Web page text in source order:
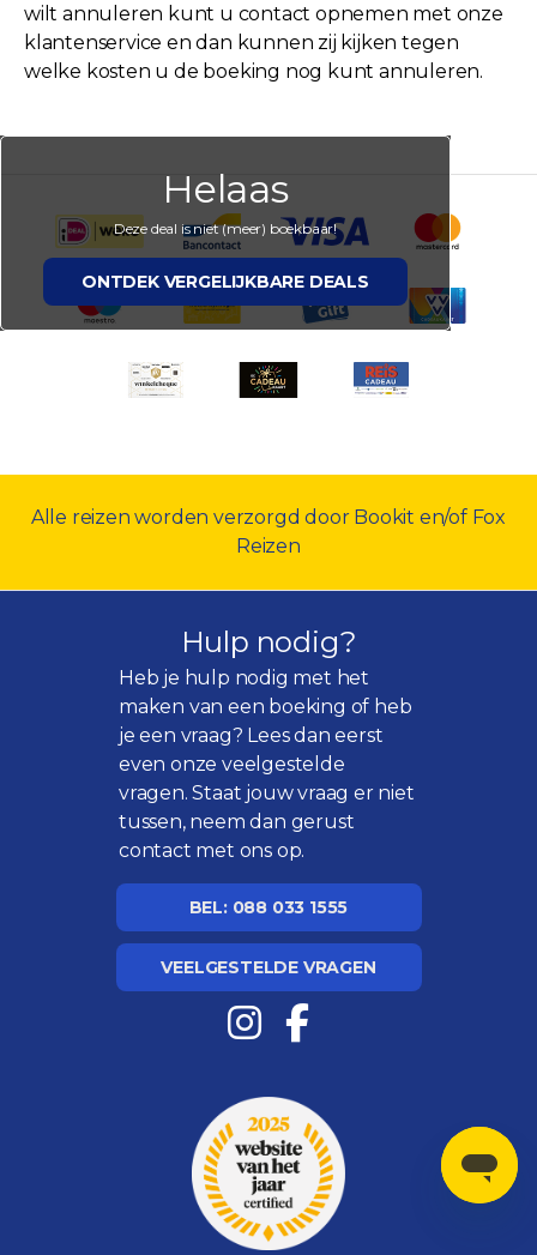
wilt annuleren kunt u contact opnemen met onze
klantenservice en dan kunnen zij kijken tegen
welke kosten u de boeking nog kunt annuleren.
Helaas
Deze deal is niet (meer) boekbaar!
ONTDEK VERGELIJKBARE DEALS
Alle reizen worden verzorgd door Bookit en/of Fox
Reizen
Hulp nodig?
Heb je hulp nodig met het
maken van een boeking of heb
je een vraag? Lees dan eerst
even onzeveelgestelde
vragen. Staat jouw vraag er niet
tussen, neem dan gerust
contact met ons op.
BEL: 088 033 1555
VEELGESTELDE VRAGEN